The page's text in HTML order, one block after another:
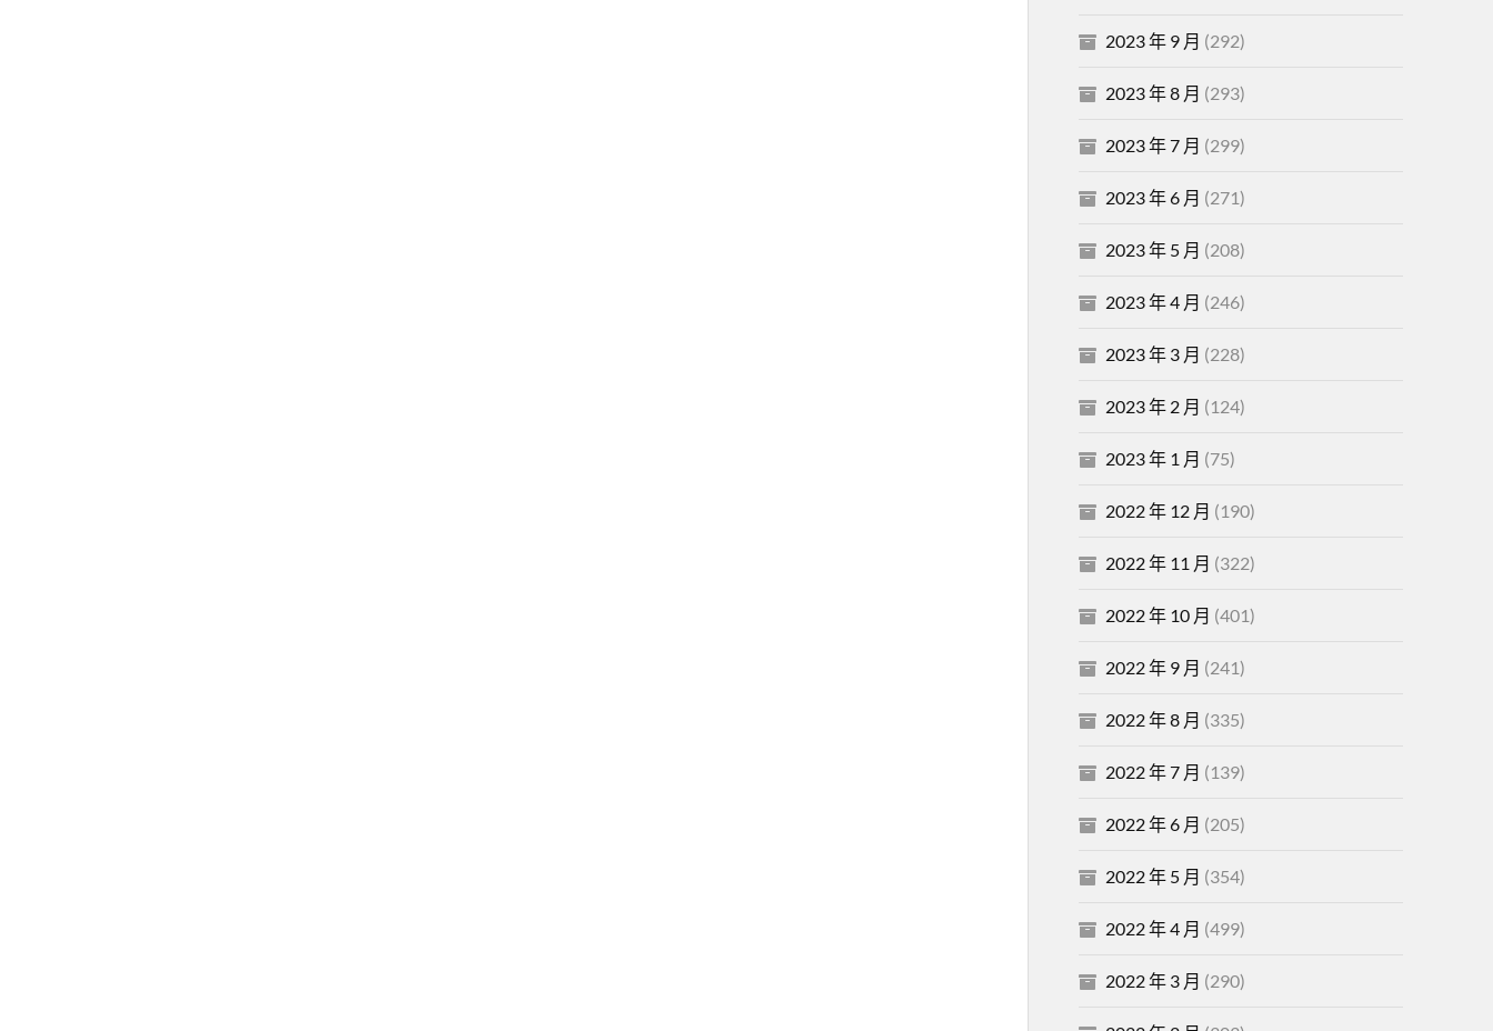
2023 年 9 月 (292)
2023 年 8 月 (293)
2023 年 7 月 (299)
2023 年 6 月 (271)
2023 年 5 月 (208)
2023 年 4 月 (246)
2023 年 3 月 (228)
2023 年 2 月 (124)
2023 年 1 月 (75)
2022 年 12 月 (190)
2022 年 11 月 (322)
2022 年 10 月 (401)
2022 年 9 月 (241)
2022 年 8 月 (335)
2022 年 7 月 (139)
2022 年 6 月 (205)
2022 年 5 月 (354)
2022 年 4 月 (499)
2022 年 3 月 (290)